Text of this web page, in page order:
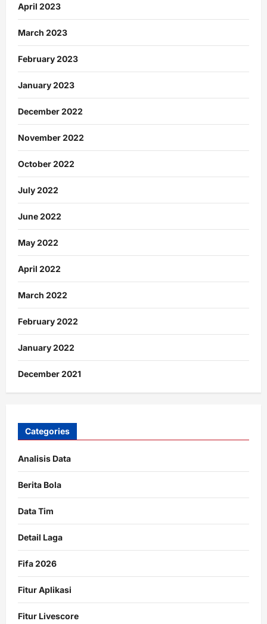
April 2023
March 2023
February 2023
January 2023
December 2022
November 2022
October 2022
July 2022
June 2022
May 2022
April 2022
March 2022
February 2022
January 2022
December 2021
Categories
Analisis Data
Berita Bola
Data Tim
Detail Laga
Fifa 2026
Fitur Aplikasi
Fitur Livescore